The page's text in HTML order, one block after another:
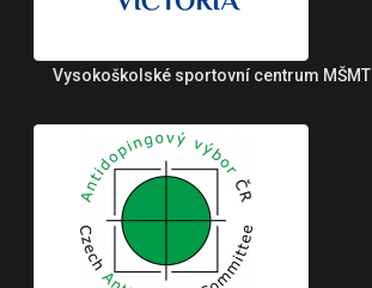
Vysokoškolské sportovní centrum MŠMT